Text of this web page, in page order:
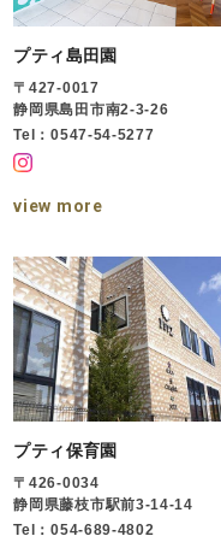
プティ島田園
〒427-0017
静岡県島田市南2-3-26
Tel：0547-54-5277
view more
プティ保育園
〒426-0034
静岡県藤枝市駅前3-14-14
Tel：054-689-4802